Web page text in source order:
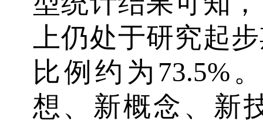
上仍处于研究起
比例约为73.5%
想、新概念、新